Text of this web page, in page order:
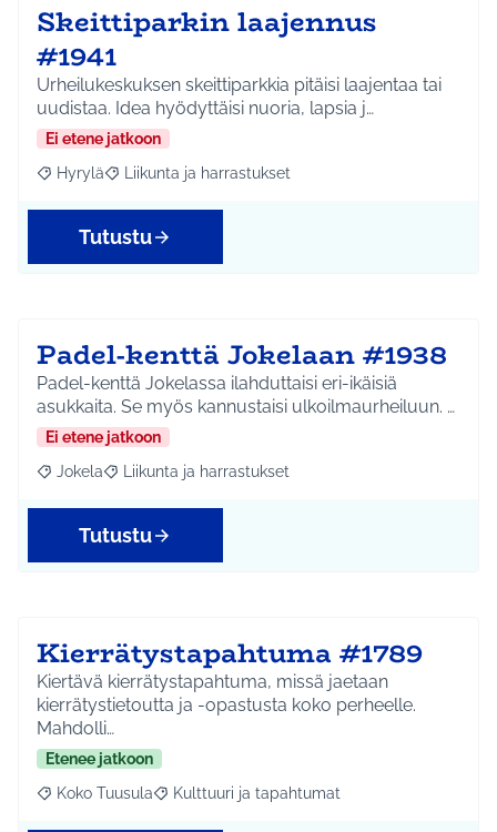
Skeittiparkin laajennus
#1941
Urheilukeskuksen skeittiparkkia pitäisi laajentaa tai
uudistaa. Idea hyödyttäisi nuoria, lapsia j…
Ei etene jatkoon
Rajaa tulokset aihepiirin mukaan: Hyrylä
Hyrylä Rajaa tulokset teeman mukaan: Liikunta ja
Liikunta ja harrastukset
Tutustu
Padel-kenttä Jokelaan #1938
Padel-kenttä Jokelassa ilahduttaisi eri-ikäisiä
asukkaita. Se myös kannustaisi ulkoilmaurheiluun. …
Ei etene jatkoon
Rajaa tulokset aihepiirin mukaan: Jokela
Jokela Rajaa tulokset teeman mukaan: Liikunta ja
Liikunta ja harrastukset
Tutustu
Kierrätystapahtuma #1789
Kiertävä kierrätystapahtuma, missä jaetaan
kierrätystietoutta ja -opastusta koko perheelle.
Mahdolli…
Etenee jatkoon
Rajaa tulokset aihepiirin mukaan: Koko Tuusula
Koko Tuusula Rajaa tulokset teeman mukaan: Kulttuuri ja
Kulttuuri ja tapahtumat